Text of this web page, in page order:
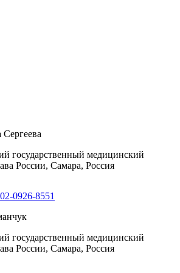
государственный медицинский
России, Самара, Россия
0926-8551
государственный медицинский
России, Самара, Россия